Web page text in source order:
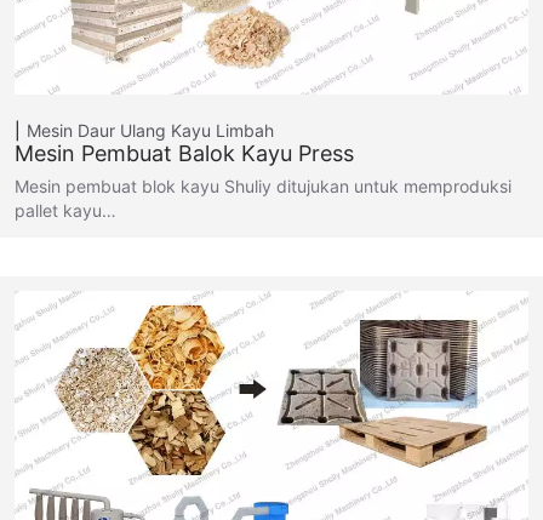
Mesin Daur Ulang Kayu Limbah
Mesin Pembuat Balok Kayu Press
Mesin pembuat blok kayu Shuliy ditujukan untuk memproduksi
pallet kayu…